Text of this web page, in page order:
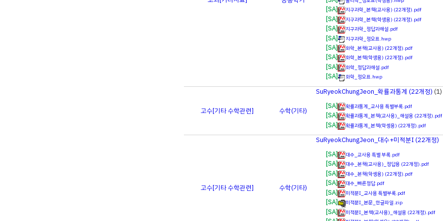
[SA] 지구과학_본책(교사용) (22개정).pdf
[SA] 지구과학_본책(학생용) (22개정).pdf
[SA] 지구과학_정답과해설.pdf
[SA] 지구과학_정오표.hwp
[SA] 화학_본책(교사용) (22개정).pdf
[SA] 화학_본책(학생용) (22개정).pdf
[SA] 화학_정답과해설.pdf
[SA] 화학_정오표.hwp
고수[기타 수학관련] 수학(기타)
SuRyeokChungJeon_확률과통계 (22개정) (1)
[SA]
확률과통계_교사용 특별부록.pdf
[SA] 확률과통계_본책(교사용)_해설용 (22개정).pdf
[SA] 확률과통계_본책(학셍용) (22개정).pdf
고수[기타 수학관련] 수학(기타)
SuRyeokChungJeon_대수+미적분Ⅰ (22개정)
[SA]
대수_교사용 특별 부록.pdf
[SA] 대수_본책(교사용)_정답용 (22개정).pdf
[SA] 대수_본책(학셍용) (22개정).pdf
[SA] 대수_빠른정답.pdf
[SA] 미적분Ⅰ_교사용 특별부록.pdf
[SA] 미적분Ⅰ_본문_한글파일.zip
[SA] 미적분Ⅰ_본책(교사용)_해설용 (22개정).pdf